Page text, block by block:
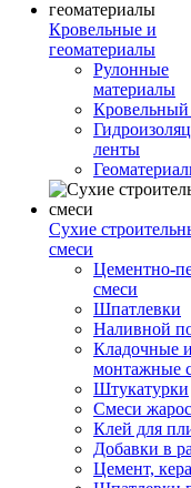
Кровельные и
геоматериалы
Рулонные
материалы
ленты
Сухие
смеси
Цементно-
смеси
Шпатлевки
Наливной
Кладочные
монтажные
Штукатурки
Смеси
Клей для
Добавки в
Цемент,